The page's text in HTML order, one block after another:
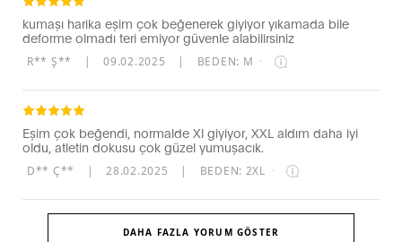
kumaşı harika eşim çok beğenerek giyiyor yıkamada bile
deforme olmadı teri emiyor güvenle alabilirsiniz
R** Ş** | 09.02.2025 | BEDEN: M ·
Eşim çok beğendi, normalde Xl giyiyor, XXL aldım daha iyi
oldu, atletin dokusu çok güzel yumuşacık.
D** Ç** | 28.02.2025 | BEDEN: 2XL ·
DAHA FAZLA YORUM GÖSTER